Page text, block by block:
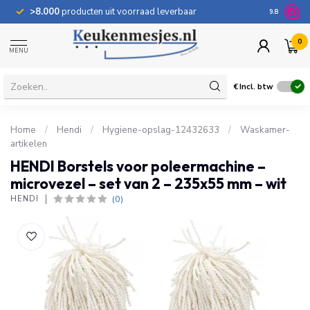
>8.000producten uit voorraad leverbaar 100
9.8
MENU
0
€Incl. btw
Home / Hendi / Hygiene-opslag-12432633 /
Waskamer-
artikelen
HENDI Borstels voor poleermachine –
microvezel – set van 2 – 235x55 mm – wit
HENDI (0)